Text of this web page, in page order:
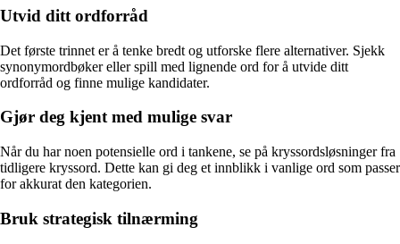
Utvid ditt ordforråd
Det første trinnet er å tenke bredt og utforske flere alternativer. Sjekk
synonymordbøker eller spill med lignende ord for å utvide ditt
ordforråd og finne mulige kandidater.
Gjør deg kjent med mulige svar
Når du har noen potensielle ord i tankene, se på kryssordsløsninger fra
tidligere kryssord. Dette kan gi deg et innblikk i vanlige ord som passer
for akkurat den kategorien.
Bruk strategisk tilnærming